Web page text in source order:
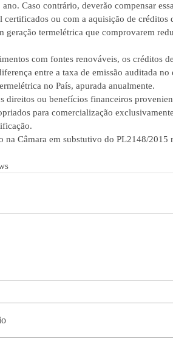
Caso contrário, deverão compensar
certificados ou com a aquisição de
geração termelétrica que comprovarem
com fontes renováveis, os créditos
entre a taxa de emissão auditada
no País, apurada anualmente.
direitos ou benefícios financeiros
para comercialização
na Câmara em substutivo do PL2148/2015